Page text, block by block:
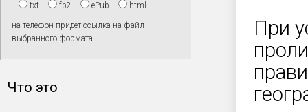
txt fb2 ePub html
на телефон придет ссылка на файл
выбранного формата
Что это
При